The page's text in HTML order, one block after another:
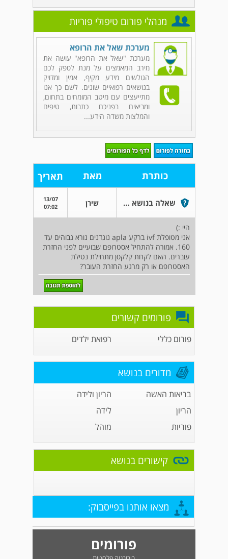
מנהלי פורום טיפולי פוריות
מערכת שאל את הרופא
מערכת "שאל את הרופא" עושה את
מירב המאמצים על מנת לספק לכם
הגולשים מידע מקיף, אמין ומדויק
בנושאים רפואיים שונים. לשם כך אנו
מתייעצים עם מיטב המומחים בתחום,
ומביאים בפניכם כתבות, טיפים
והמלצות משדה הידע...
כותרת מאת תאריך
שאלה בנושא קלקסן עם אסטרופם שירן
13/07
07:02
היי :)
אני מטופלת ivf ברקע apla נוגדנים נורא גבוהים עד
160. אמורה להתחיל אסטרופם שבועיים לפני החזרת
עוברים. האם לקחת קלקסן מתחילת נטילת
האסטרופם או רק מרגע החזרת העובר?
פורומים קשורים
פורום כללי רפואת ילדים
מדורים בנושא
בריאות האשה
הריון ולידה
הריון
לידה
פוריות
מוהל
קישורים בנושא
מצאו אותנו בפייסבוק:
פורומים